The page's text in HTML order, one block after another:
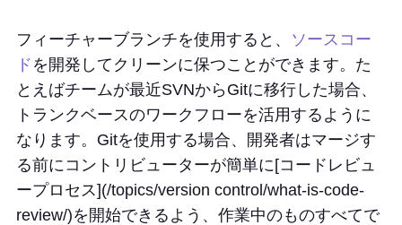
フィーチャーブランチを使用すると、 ソースコー
ド を開発してクリーンに保つことができます。た
とえばチームが最近SVNからGitに移行した場合、
トランクベースのワークフローを活用するように
なります。Gitを使用する場合、開発者はマージす
る前にコントリビューターが簡単に[コードレビュ
ープロセス](/topics/version control/what-is-code-
review/)を開始できるよう、作業中のものすべてで